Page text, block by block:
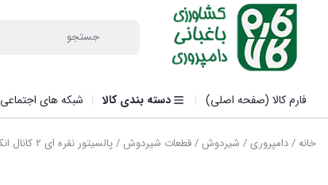
فارم کالا (صفحه اصلی) دسته بندی کالا شبکه های اجتماعی
خانه/دامپروری/ شیردوش/قطعات شیردوش/ پالسیتور نقره ای 2 کانال انکا – ساخت ترکیه